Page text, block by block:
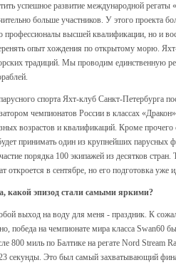
успешное развитие международной
больше участников. У этого проекта
профессионалы высшей квалификации, но и
опыт хождения по открытому морю.
традиций. Мы проводим единственную
спорта Яхт-клуб Санкт-Петербурга
чемпионатов России в классах
возрастов и квалификаций. Кроме прочего
принимать один из крупнейших парусных
порядка 100 экипажей из десятков
откроется в сентябре, но его подготовка
какой эпизод стали самыми яркими?
выход на воду для меня - праздник. К
победа на чемпионате мира класса
800 миль по Балтике на регате Nord Stream
секунды. Это был самый захватывающий